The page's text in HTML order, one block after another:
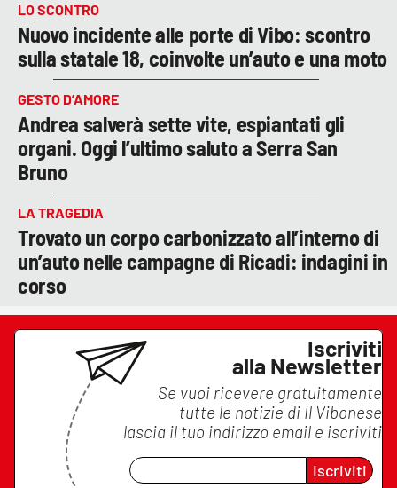
LO SCONTRO
Nuovo incidente alle porte di Vibo: scontro
sulla statale 18, coinvolte un’auto e una moto
GESTO D’AMORE
Andrea salverà sette vite, espiantati gli
organi. Oggi l’ultimo saluto a Serra San
Bruno
LA TRAGEDIA
Trovato un corpo carbonizzato all’interno di
un’auto nelle campagne di Ricadi: indagini in
corso
Iscriviti
alla Newsletter
Se vuoi ricevere gratuitamente
tutte le notizie di Il Vibonese
lascia il tuo indirizzo email e iscriviti
Iscriviti